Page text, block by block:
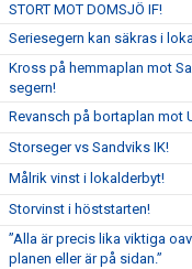
STORT MOT DOMSJÖ IF!
Seriesegern kan säkras i
Kross på hemmaplan mot
segern!
Revansch på bortaplan mot
Storseger vs Sandviks IK!
Målrik vinst i lokalderbyt!
Storvinst i höststarten!
”Alla är precis lika viktiga
planen eller är på sidan.”